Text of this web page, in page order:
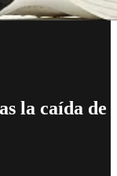
la caída de